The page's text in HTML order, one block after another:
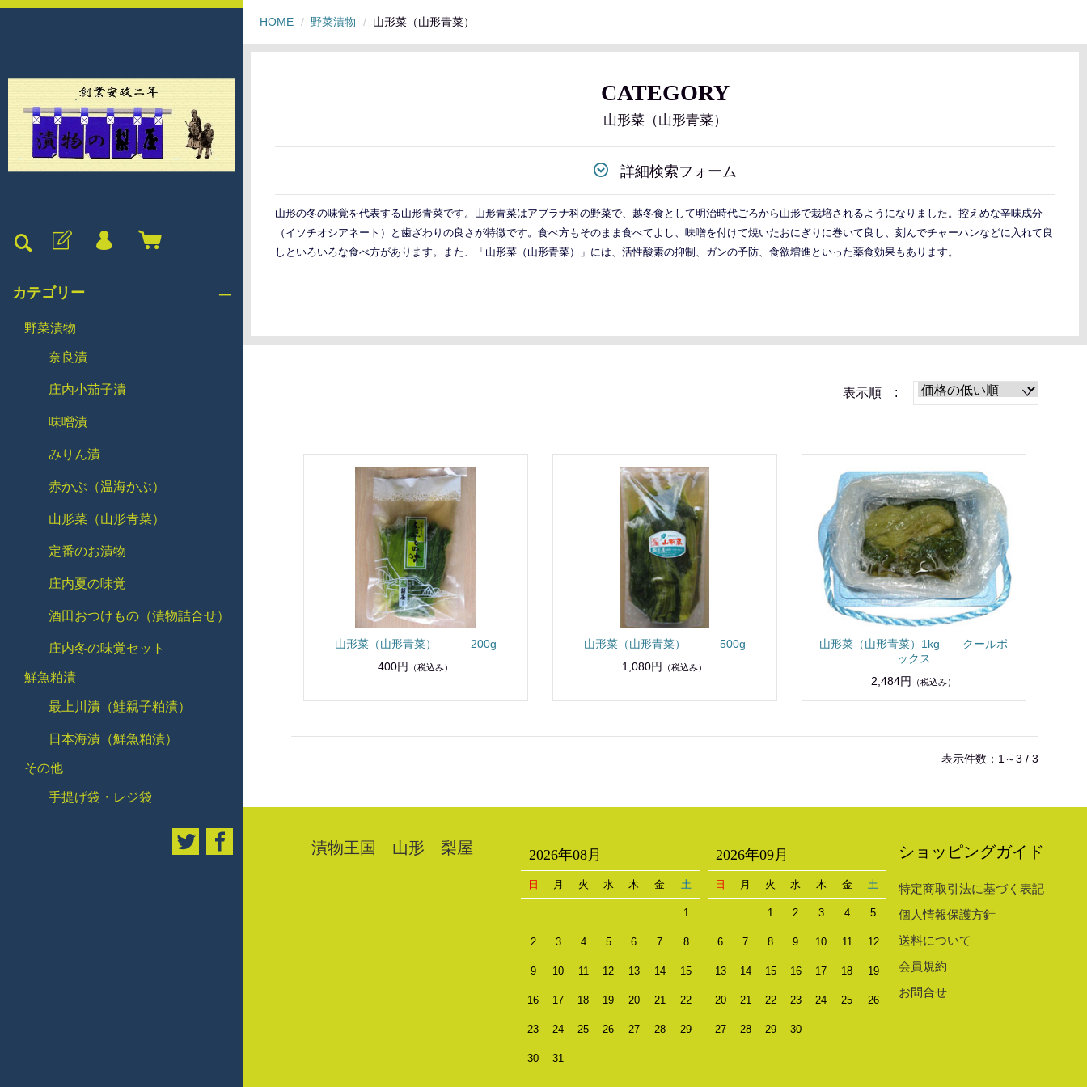
カテゴリー
野菜漬物
奈良漬
庄内小茄子漬
味噌漬
みりん漬
赤かぶ（温海かぶ）
山形菜（山形青菜）
定番のお漬物
庄内夏の味覚
酒田おつけもの（漬物詰合せ）
庄内冬の味覚セット
鮮魚粕漬
最上川漬（鮭親子粕漬）
日本海漬（鮮魚粕漬）
その他
手提げ袋・レジ袋
HOME 野菜漬物 山形菜（山形青菜）
CATEGORY
山形菜（山形青菜）
詳細検索フォーム
山形の冬の味覚を代表する山形青菜です。山形青菜はアブラナ科の野菜で、越冬食として明治時代ごろから山形で栽培されるようになりました。控えめな辛味成分
（イソチオシアネート）と歯ざわりの良さが特徴です。食べ方もそのまま食べてよし、味噌を付けて焼いたおにぎりに巻いて良し、刻んでチャーハンなどに入れて良
しといろいろな食べ方があります。また、「山形菜（山形青菜）」には、活性酸素の抑制、ガンの予防、食欲増進といった薬食効果もあります。
表示順 :
山形菜（山形青菜） 200g
400円
（税込み）
山形菜（山形青菜） 500g
1,080円
（税込み）
山形菜（山形青菜）1kg クールボ
ックス
2,484円
（税込み）
表示件数：1～3 / 3
漬物王国 山形 梨屋 2026年08月
日 月 火 水 木 金 土
1
2 3 4 5 6 7 8
9 10 11 12 13 14 15
16 17 18 19 20 21 22
23 24 25 26 27 28 29
30 31
2026年09月
日 月 火 水 木 金 土
1 2 3 4 5
6 7 8 9 10 11 12
13 14 15 16 17 18 19
20 21 22 23 24 25 26
27 28 29 30
ショッピングガイド
特定商取引法に基づく表記
個人情報保護方針
送料について
会員規約
お問合せ